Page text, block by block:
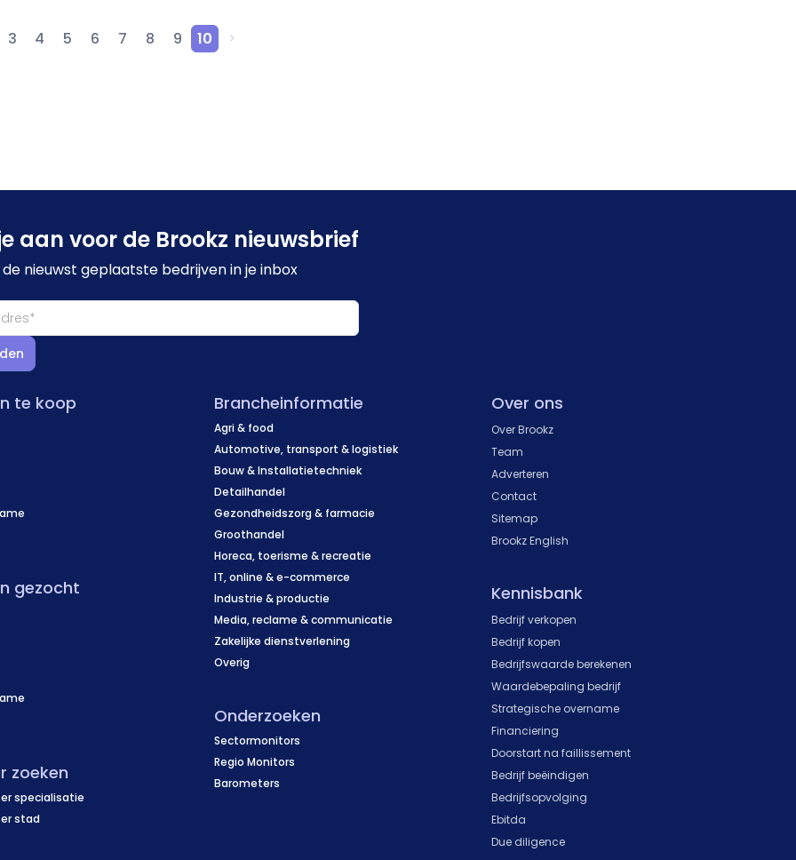
3 4 5 6 7 8 9 10
aan voor de Brookz nieuwsbrief
nieuwst geplaatste bedrijven in je inbox
te koop
gezocht
zoeken
specialisatie
stad
Brancheinformatie
Agri & food
Automotive, transport & logistiek
Bouw & Installatietechniek
Detailhandel
Gezondheidszorg & farmacie
Groothandel
Horeca, toerisme & recreatie
IT, online & e-commerce
Industrie & productie
Media, reclame & communicatie
Zakelijke dienstverlening
Overig
Onderzoeken
Sectormonitors
Regio Monitors
Barometers
Over ons
Over Brookz
Team
Adverteren
Contact
Sitemap
Brookz English
Kennisbank
Bedrijf verkopen
Bedrijf kopen
Bedrijfswaarde berekenen
Waardebepaling bedrijf
Strategische overname
Financiering
Doorstart na faillissement
Bedrijf beëindigen
Bedrijfsopvolging
Ebitda
Due diligence